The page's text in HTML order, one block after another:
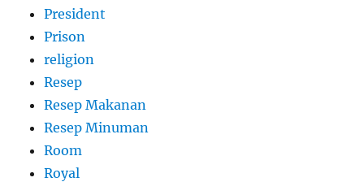
President
Prison
religion
Resep
Resep Makanan
Resep Minuman
Room
Royal